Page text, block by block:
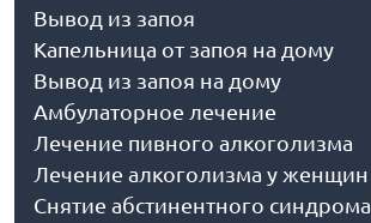
Вывод из запоя
Капельница от запоя на дому
Вывод из запоя на дому
Амбулаторное лечение
Лечение пивного алкоголизма
Лечение алкоголизма у женщин
Снятие абстинентного синдрома